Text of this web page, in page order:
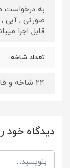
به درخواست
صورتی , آبی
قابل اجرا
تعداد شاخه
24 شاخه و قابل تغییر میباشد
دیدگاه خود